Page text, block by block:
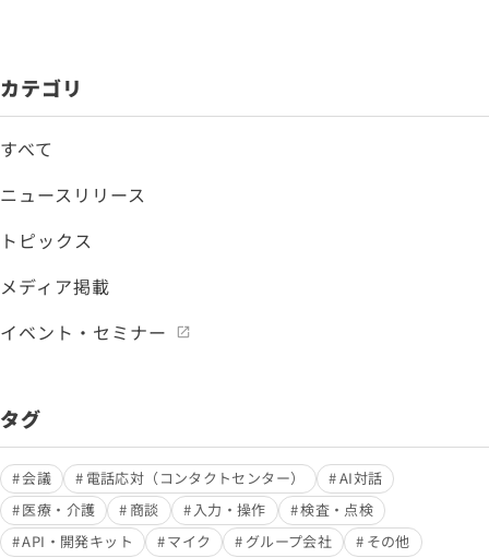
カテゴリ
すべて
ニュースリリース
トピックス
メディア掲載
イベント・セミナー
タグ
会議 電話応対（コンタクトセンター）
AI対話
医療・介護
商談 入力・操作
検査・点検
API・開発キット
マイク グループ会社
その他